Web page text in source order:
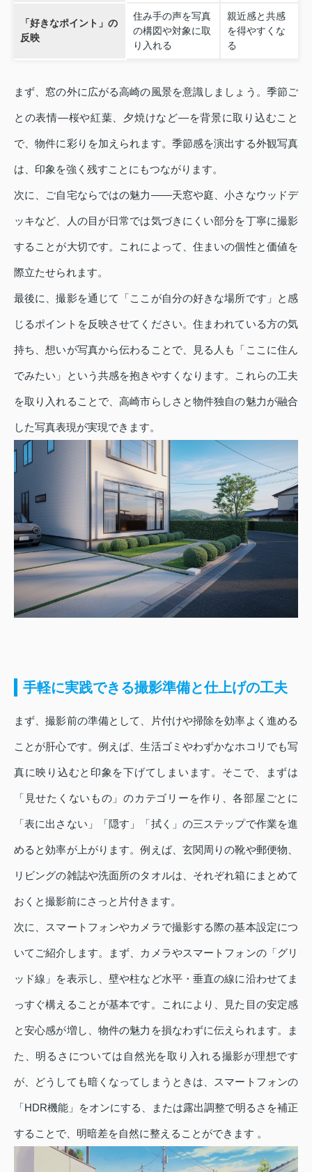
「好きなポイント」の
反映
住み手の声を写真
の構図や対象に取
り入れる
親近感と共感
を得やすくな
る
まず、窓の外に広がる高崎の風景を意識しましょう。季節ご
との表情―桜や紅葉、夕焼けなど―を背景に取り込むこと
で、物件に彩りを加えられます。季節感を演出する外観写真
は、印象を強く残すことにもつながります。
次に、ご自宅ならではの魅力――天窓や庭、小さなウッドデ
ッキなど、人の目が日常では気づきにくい部分を丁寧に撮影
することが大切です。これによって、住まいの個性と価値を
際立たせられます。
最後に、撮影を通じて「ここが自分の好きな場所です」と感
じるポイントを反映させてください。住まわれている方の気
持ち、想いが写真から伝わることで、見る人も「ここに住ん
でみたい」という共感を抱きやすくなります。これらの工夫
を取り入れることで、高崎市らしさと物件独自の魅力が融合
した写真表現が実現できます。
手軽に実践できる撮影準備と仕上げの工夫
まず、撮影前の準備として、片付けや掃除を効率よく進める
ことが肝心です。例えば、生活ゴミやわずかなホコリでも写
真に映り込むと印象を下げてしまいます。そこで、まずは
「見せたくないもの」のカテゴリーを作り、各部屋ごとに
「表に出さない」「隠す」「拭く」の三ステップで作業を進
めると効率が上がります。例えば、玄関周りの靴や郵便物、
リビングの雑誌や洗面所のタオルは、それぞれ箱にまとめて
おくと撮影前にさっと片付きます。
次に、スマートフォンやカメラで撮影する際の基本設定につ
いてご紹介します。まず、カメラやスマートフォンの「グリ
ッド線」を表示し、壁や柱など水平・垂直の線に沿わせてま
っすぐ構えることが基本です。これにより、見た目の安定感
と安心感が増し、物件の魅力を損なわずに伝えられます。ま
た、明るさについては自然光を取り入れる撮影が理想です
が、どうしても暗くなってしまうときは、スマートフォンの
「HDR機能」をオンにする、または露出調整で明るさを補正
することで、明暗差を自然に整えることができます 。